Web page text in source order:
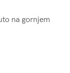
na gornjem